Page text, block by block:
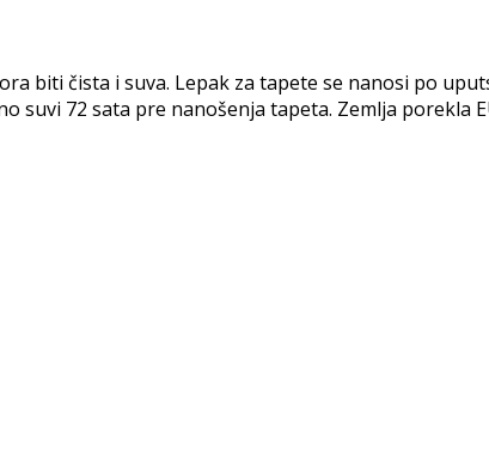
biti čista i suva. Lepak za tapete se nanosi po
suvi 72 sata pre nanošenja tapeta. Zemlja porekla